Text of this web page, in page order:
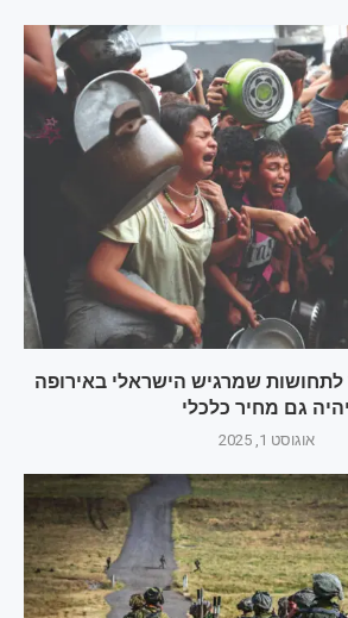
לתחושות שמרגיש הישראלי באירופה
יהיה גם מחיר כלכלי
אוגוסט 1, 2025